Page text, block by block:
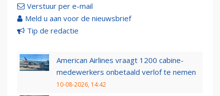
Verstuur per e-mail
Meld u aan voor de nieuwsbrief
Tip de redactie
American Airlines vraagt 1200 cabine-
medewerkers onbetaald verlof te nemen
10-08-2026, 14:42